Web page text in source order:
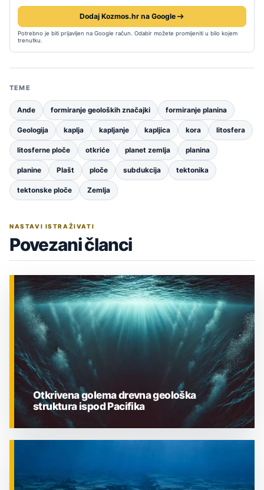
Dodaj Kozmos.hr na Google
Potrebno je biti prijavljen na Google račun. Odabir možete promijeniti u bilo kojem
trenutku.
TEME
Ande formiranje geoloških značajki formiranje planina
Geologija kaplja kapljanje kapljica kora litosfera
litosferne ploče otkriće planet zemlja planina
planine Plašt ploče subdukcija tektonika
tektonske ploče Zemlja
NASTAVI ISTRAŽIVATI
Povezani članci
Otkrivena golema drevna geološka
struktura ispod Pacifika